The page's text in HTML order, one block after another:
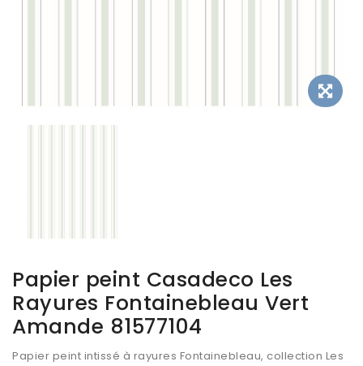
Papier peint Casadeco Les
Rayures Fontainebleau Vert
Amande 81577104
Papier peint intissé à rayures Fontainebleau, collection Les